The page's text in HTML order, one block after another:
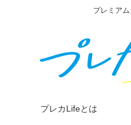
プレミア
プレカLifeとは